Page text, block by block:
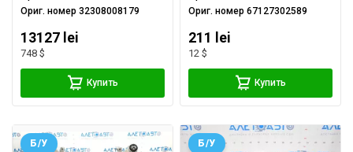
Ориг. номер32308008179
13127 lei
748 $
Купить
Ориг. номер67127302589
211 lei
12 $
Купить
Б/У Б/У